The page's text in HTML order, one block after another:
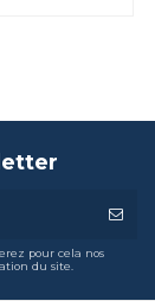
pour cela nos
du site.